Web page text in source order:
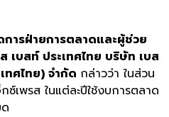
การฝ่ายการตลาดและผู้ช่วย
เบสท์ ประเทศไทย บริษัท เบส
ทศไทย) จำกัด กล่าวว่า ในส่วน
เพรส ในแต่ละปีใช้งบการตลาด